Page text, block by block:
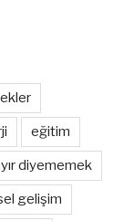
eğitim
diyememek
gelişim